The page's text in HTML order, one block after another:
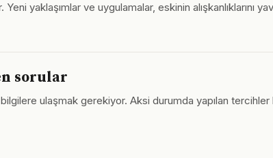
yaklaşımlar ve uygulamalar, eskinin alışkanlıklarını
sorular
ulaşmak gerekiyor. Aksi durumda yapılan